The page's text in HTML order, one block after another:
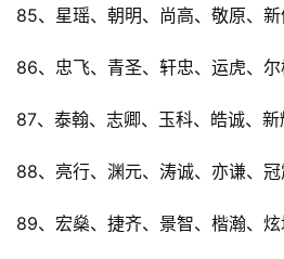
85、星瑶、朝明、尚高、敬原、
86、忠飞、青圣、轩忠、运虎、
87、泰翰、志卿、玉科、皓诚、
88、亮行、渊元、涛诚、亦谦、
89、宏燊、捷齐、景智、楷瀚、